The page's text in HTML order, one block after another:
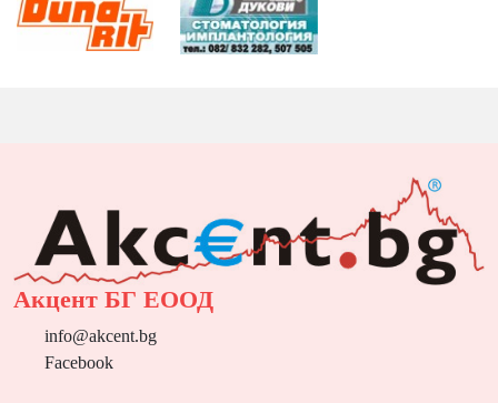
Акцент БГ ЕООД
info@akcent.bg
Facebook